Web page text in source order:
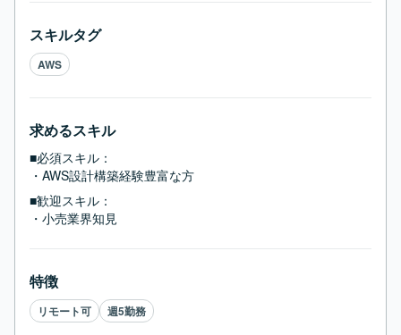
スキルタグ
AWS
求めるスキル
■必須スキル：
・AWS設計構築経験豊富な方
■歓迎スキル：
・小売業界知見
特徴
リモート可 週5勤務